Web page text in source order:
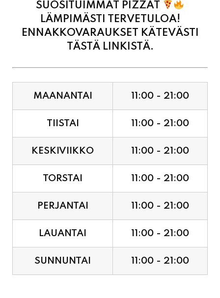
TÄSTÄ LINKISTÄ.
TIISTAI 11:00 - 21:00
KESKIVIIKKO 11:00 - 21:00
TORSTAI 11:00 - 21:00
PERJANTAI 11:00 - 21:00
LAUANTAI 11:00 - 21:00
SUNNUNTAI 11:00 - 21:00